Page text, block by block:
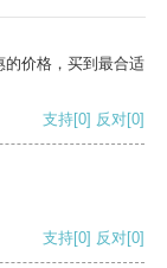
的价格，买到最合适
支持[0] 反对[0]
支持[0] 反对[0]